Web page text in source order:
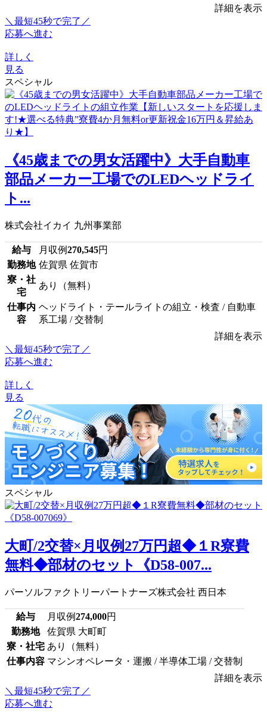
詳細を表示
＼最短45秒で完了／
応募へ進む
詳しく
見る
スペシャル
《45歳までの男女活躍中》大手自動車
部品メーカー工場でのLEDヘッドライ
ト...
株式会社イカイ 九州事業部
給与 月収例270,545円
勤務地 佐賀県 佐賀市
寮・社
宅
あり（無料）
仕事内
容
ヘッドライト・テールライトの組立・検査 / 自動車
系工場 / 交替制
詳細を表示
＼最短45秒で完了／
応募へ進む
詳しく
見る
スペシャル
大町/2交替×月収例27万円超◆１R寮費
無料◆部材のセット《D58-007...
パーソルファクトリーパートナーズ株式会社 西日本
給与 月収例274,000円
勤務地
佐賀県 大町町
寮・社宅 あり（無料）
仕事内容 マシンオペレータ・運搬 / 半導体工場 / 交替制
詳細を表示
＼最短45秒で完了／
応募へ進む